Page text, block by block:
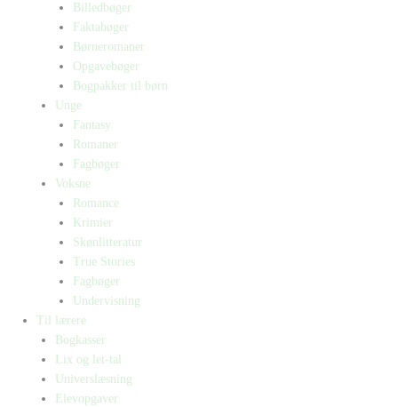
Billedbøger
Faktabøger
Børneromaner
Opgavebøger
Bogpakker til børn
Unge
Fantasy
Romaner
Fagbøger
Voksne
Romance
Krimier
Skønlitteratur
True Stories
Fagbøger
Undervisning
Til lærere
Bogkasser
Lix og let-tal
Universlæsning
Elevopgaver